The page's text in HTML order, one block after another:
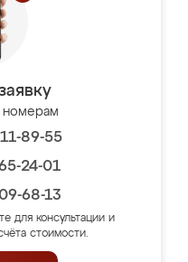
номерам
89-55
24-01
68-13
для консультации и
стоимости.